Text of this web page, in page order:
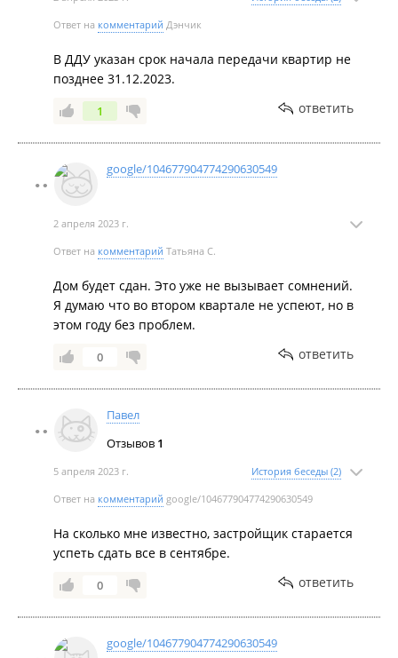
Март 2020
Февраль 2020
Январь 2020
Декабрь 2019 от застройщика
Дизайн-проект
Ответ на комментарий Дэнчик
В ДДУ указан срок начала передачи квартир не
позднее 31.12.2023.
1 ответить
google/104677904774290630549
2 апреля 2023 г.
Ответ на комментарий Татьяна С.
Дом будет сдан. Это уже не вызывает сомнений.
Я думаю что во втором квартале не успеют, но в
этом году без проблем.
0 ответить
Павел
Отзывов 1
5 апреля 2023 г. История беседы (2)
Ответ на комментарий google/104677904774290630549
На сколько мне известно, застройщик старается
успеть сдать все в сентябре.
0 ответить
google/104677904774290630549